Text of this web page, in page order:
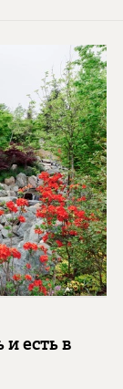
есть в